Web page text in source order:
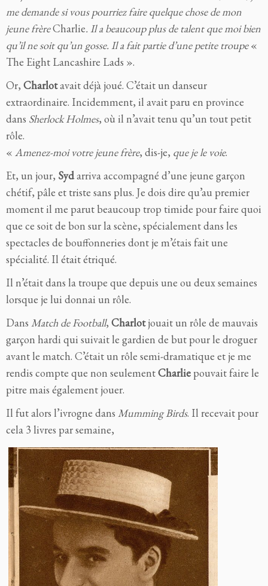
me demande si vous pourriez faire quelque chose de mon
jeune frèreCharlie. Il a beaucoup plus de talent que moi bien
qu’il ne soit qu’un gosse. Il a fait partie d’une petite troupe«
The Eight Lancashire Lads ».
Or, Charlotavait déjà joué. C’était un danseur
extraordinaire. Incidemment, il avait paru en province
dans Sherlock Holmes, où il n’avait tenu qu’un tout petit
rôle.
« Amenez-moi votre jeune frère, dis-je, que je le voie.
Et, un jour, Sydarriva accompagné d’une jeune garçon
chétif, pâle et triste sans plus. Je dois dire qu’au premier
moment il me parut beaucoup trop timide pour faire quoi
que ce soit de bon sur la scène, spécialement dans les
spectacles de bouffonneries dont je m’étais fait une
spécialité. Il était étriqué.
Il n’était dans la troupe que depuis une ou deux semaines
lorsque je lui donnai un rôle.
Dans Match de Football, Charlotjouait un rôle de mauvais
garçon hardi qui suivait le gardien de but pour le droguer
avant le match. C’était un rôle semi-dramatique et je me
rendis compte que non seulementCharlie pouvait faire le
pitre mais également jouer.
Il fut alors l’ivrogne dans Mumming Birds. Il recevait pour
cela 3 livres par semaine,